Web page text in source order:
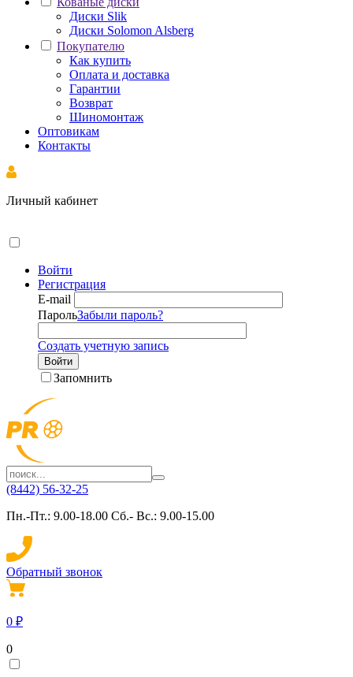
Диски Slik
Диски Solomon Alsberg
Покупателю
Как купить
Оплата и доставка
Гарантии
Возврат
Шиномонтаж
Оптовикам
Контакты
Личный кабинет
Войти
Регистрация
E-mail
ПарольЗабыли пароль?
Создать учетную запись
Войти
Запомнить
(8442) 56-32-25
Пн.-Пт.: 9.00-18.00 Сб.- Вс.: 9.00-15.00
Обратный звонок
0 ₽
0